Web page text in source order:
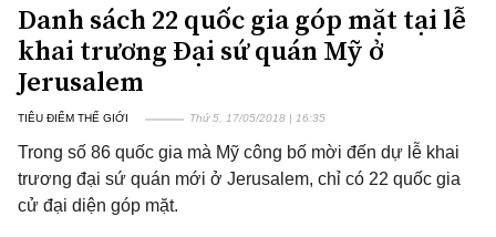
Danh sách 22 quốc gia góp mặt tại lễ
khai trương Đại sứ quán Mỹ ở
Jerusalem
TIÊU ĐIỂM THẾ GIỚI Thứ 5, 17/05/2018 | 16:35
Trong số 86 quốc gia mà Mỹ công bố mời đến dự lễ khai
trương đại sứ quán mới ở Jerusalem, chỉ có 22 quốc gia
cử đại diện góp mặt.